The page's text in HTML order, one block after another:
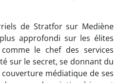
de Stratfor sur Mediène
approfondi sur les élites
le chef des services
sur le secret, se donnant du
médiatique de ses